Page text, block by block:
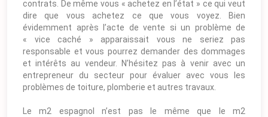
contrats. De même vous « achetez en l’état » ce qui veut
dire que vous achetez ce que vous voyez. Bien
évidemment après l’acte de vente si un problème de
« vice caché » apparaissait vous ne seriez pas
responsable et vous pourrez demander des dommages
et intérêts au vendeur. N’hésitez pas à venir avec un
entrepreneur du secteur pour évaluer avec vous les
problèmes de toiture, plomberie et autres travaux.
Le m2 espagnol n’est pas le même que le m2